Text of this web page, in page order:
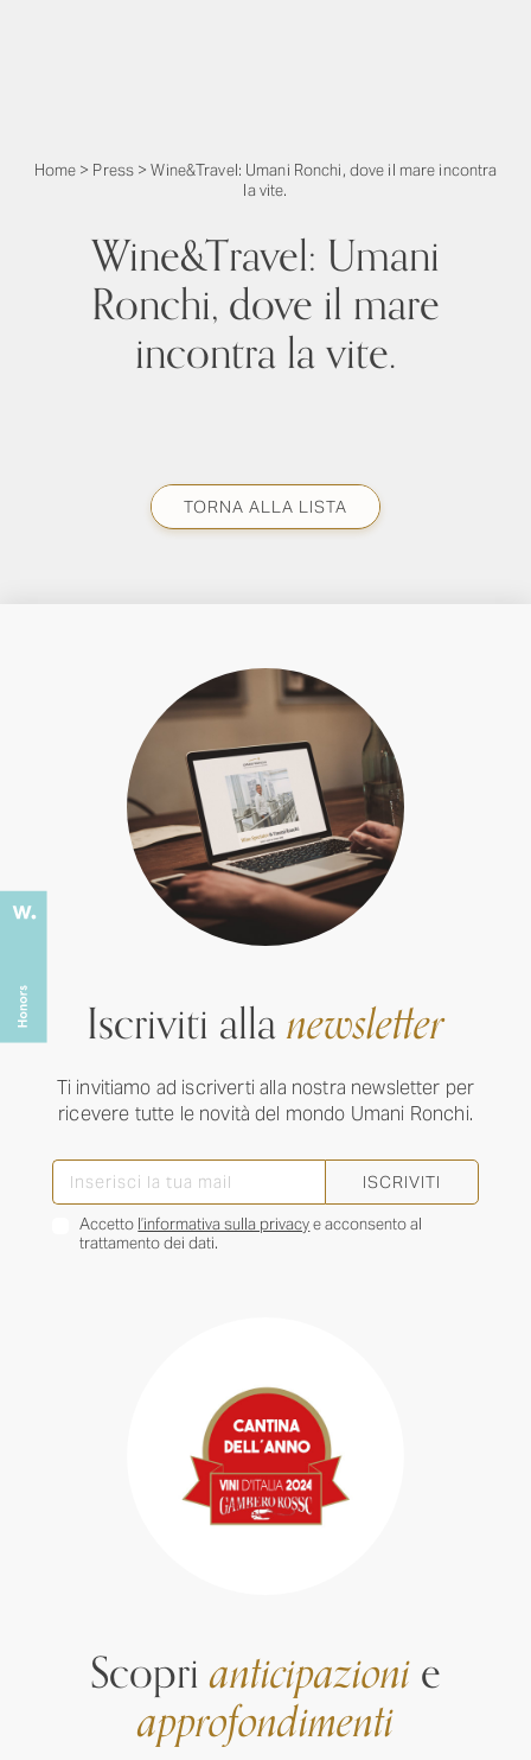
Home > Press >Wine&Travel: Umani Ronchi, dove il mare incontra
la vite.
Wine&Travel: Umani
Ronchi, dove il mare
incontra la vite.
TORNA ALLA LISTA
Iscriviti allanewsletter
Ti invitiamo ad iscriverti alla nostra newsletter per
ricevere tutte le novità del mondo Umani Ronchi.
ISCRIVITI
Accetto l’informativa sulla privacye acconsento al
trattamento dei dati.
Scoprianticipazionie
approfondimenti